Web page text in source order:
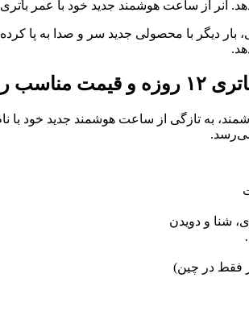
از ساعت هوشمند جدید خود با عمر باتری ۱۲ روزه
کرد
فقط در چین)